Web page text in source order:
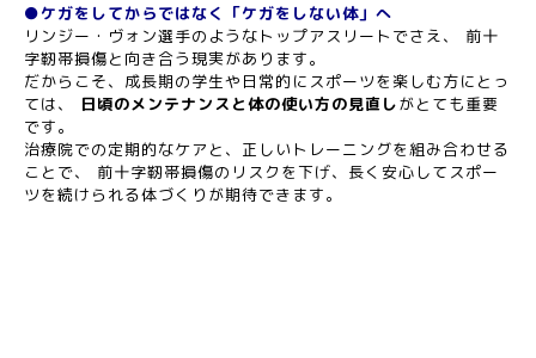
●ケガをしてからではなく「ケガをしない体」へ
リンジー・ヴォン選手のようなトップアスリートでさえ、 前十
字靭帯損傷と向き合う現実があります。
だからこそ、成長期の学生や日常的にスポーツを楽しむ方にとっ
ては、
日頃のメンテナンスと体の使い方の見直しがとても重要
です。
治療院での定期的なケアと、正しいトレーニングを組み合わせる
ことで、 前十字靭帯損傷のリスクを下げ、長く安心してスポー
ツを続けられる体づくりが期待できます。